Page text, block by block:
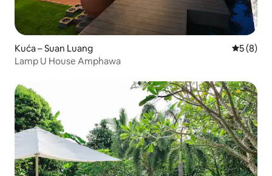
Kuća – Suan Luang
5 (8)
Lamp U House Amphawa